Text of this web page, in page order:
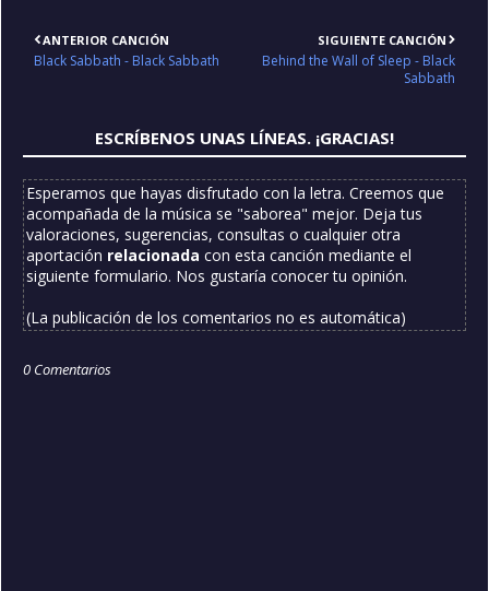
ANTERIOR CANCIÓN
Black Sabbath - Black Sabbath
SIGUIENTE CANCIÓN
Behind the Wall of Sleep - Black
Sabbath
ESCRÍBENOS UNAS LÍNEAS. ¡GRACIAS!
Esperamos que hayas disfrutado con la letra. Creemos que
acompañada de la música se "saborea" mejor. Deja tus
valoraciones, sugerencias, consultas o cualquier otra
aportación relacionada con esta canción mediante el
siguiente formulario. Nos gustaría conocer tu opinión.
(La publicación de los comentarios no es automática)
0 Comentarios